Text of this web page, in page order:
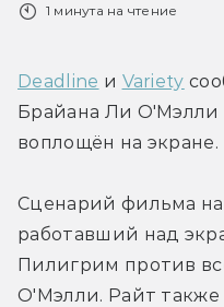
1 минута на чтение
Deadline и Variety
Брайана Ли О'Мэлли
воплощён на экране.
Сценарий фильма
работавший над
Пилигрим против
О'Мэлли. Райт также